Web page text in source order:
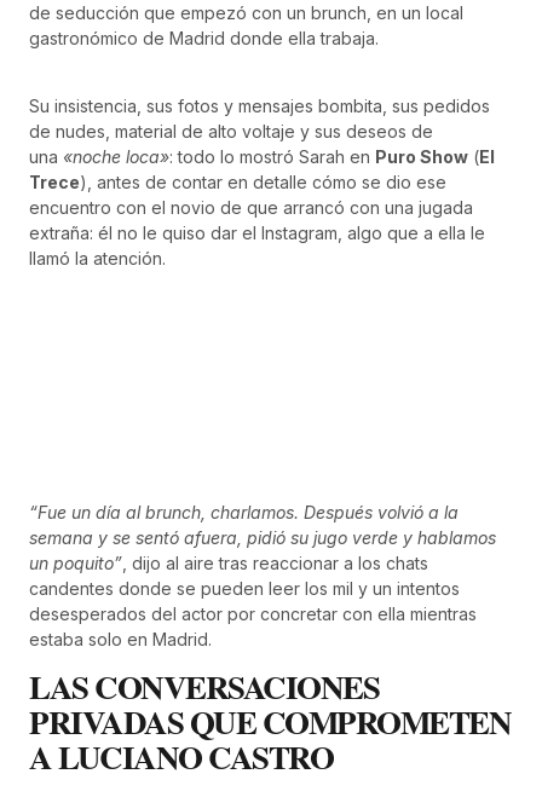
de seducción que empezó con un brunch, en un local
gastronómico de Madrid donde ella trabaja.
Su insistencia, sus fotos y mensajes bombita, sus pedidos
de nudes, material de alto voltaje y sus deseos de
una «noche loca»: todo lo mostró Sarah en Puro Show (El
Trece), antes de contar en detalle cómo se dio ese
encuentro con el novio de que arrancó con una jugada
extraña: él no le quiso dar el Instagram, algo que a ella le
llamó la atención.
“Fue un día al brunch, charlamos. Después volvió a la
semana y se sentó afuera, pidió su jugo verde y hablamos
un poquito” , dijo al aire tras reaccionar a los chats
candentes donde se pueden leer los mil y un intentos
desesperados del actor por concretar con ella mientras
estaba solo en Madrid.
LAS CONVERSACIONES
PRIVADAS QUE COMPROMETEN
A LUCIANO CASTRO